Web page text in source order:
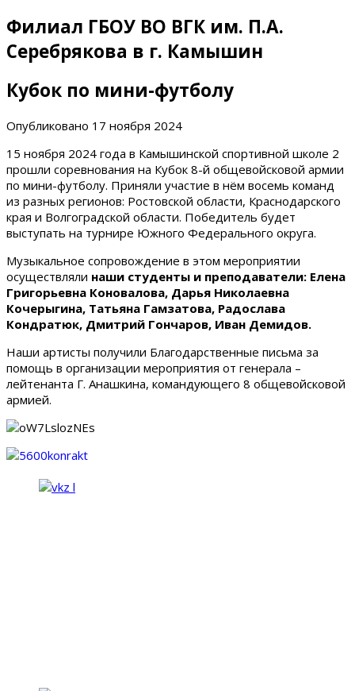
Филиал ГБОУ ВО ВГК им. П.А.
Серебрякова в г. Камышин
Кубок по мини-футболу
Опубликовано 17 ноября 2024
15 ноября 2024 года в Камышинской спортивной школе 2
прошли соревнования на Кубок 8-й общевойсковой армии
по мини-футболу. Приняли участие в нём восемь команд
из разных регионов: Ростовской области, Краснодарского
края и Волгоградской области. Победитель будет
выступать на турнире Южного Федерального округа.
Музыкальное сопровождение в этом мероприятии
осуществляли наши студенты и преподаватели: Елена
Григорьевна Коновалова, Дарья Николаевна
Кочерыгина, Татьяна Гамзатова, Радослава
Кондратюк, Дмитрий Гончаров, Иван Демидов.
Наши артисты получили Благодарственные письма за
помощь в организации мероприятия от генерала –
лейтенанта Г. Анашкина, командующего 8 общевойсковой
армией.